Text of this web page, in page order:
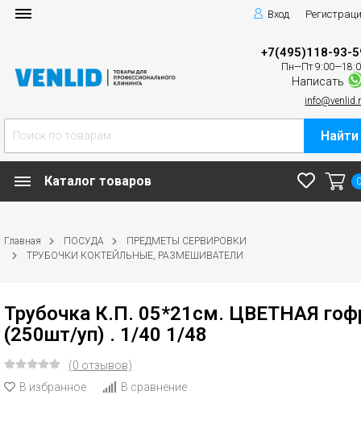
Вход
+7(495)118-93-
Пн—Пт
Написать
Найти
Каталог товаров
Главная ПОСУДА
ПРЕДМЕТЫ СЕРВИРОВКИ
ТРУБОЧКИ КОКТЕЙЛЬНЫЕ, РАЗМЕШИВАТЕЛИ
Трубочка К.П. 05*21см. ЦВЕТНАЯ
(250шт/уп) . 1/40 1/48
(0 отзывов)
В избранное
В сравнение